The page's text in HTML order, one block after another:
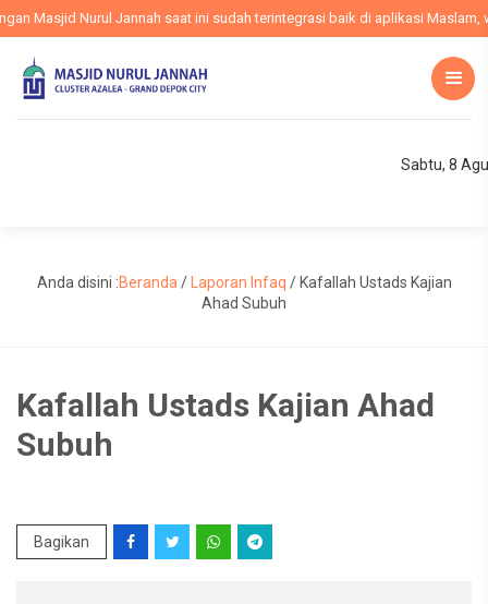
Masjid Nurul Jannah saat ini sudah terintegrasi baik di aplikasi Maslam,
Sabtu, 8
Anda disini :Beranda / Laporan Infaq / Kafallah Ustads Kajian
Ahad Subuh
Kafallah Ustads Kajian Ahad
Subuh
Bagikan